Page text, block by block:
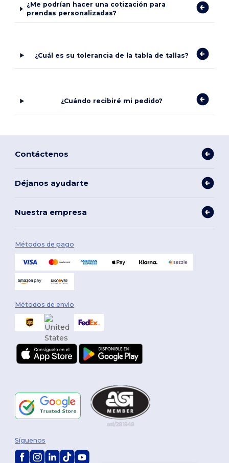
¿Me podrían hacer una cotización para
prendas personalizadas?
¿Cuál es su tolerancia de la tabla de tallas?
¿Cuándo recibiré mi pedido?
Contáctenos
Déjanos ayudarte
Nuestra empresa
Métodos de pago
Métodos de envío
Síguenos